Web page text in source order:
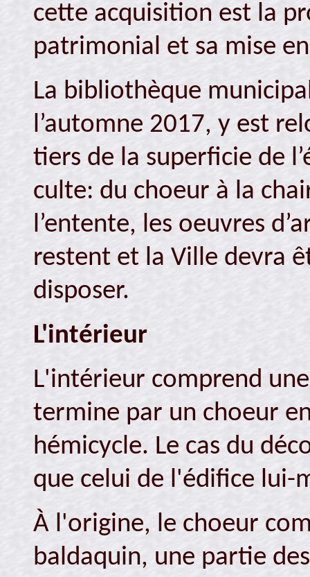
cette acquisition est la
patrimonial et sa mise
La bibliothèque
l’automne 2017, y est
tiers de la superficie de
culte: du choeur à la
l’entente, les oeuvres
restent et la Ville devra
disposer.
L'intérieur
L'intérieur comprend
termine par un choeur
hémicycle. Le cas du
que celui de l'édifice lui-
À l'origine, le choeur
baldaquin, une partie